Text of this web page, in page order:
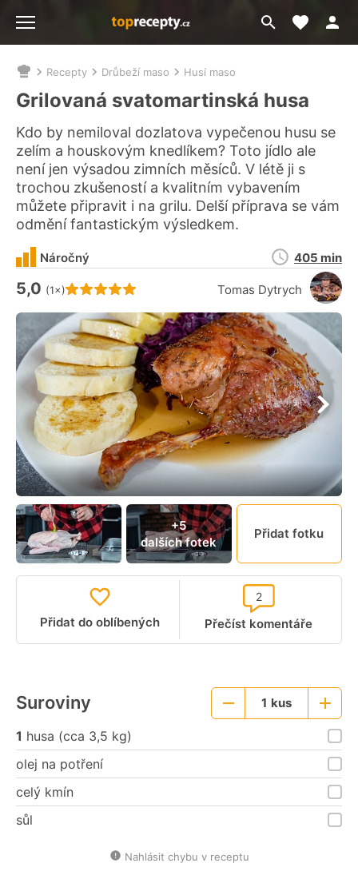
Přejít
na
Moje
Nacházíte
se
zde:
Recepty Drůbeží maso Husí maso
Grilovaná svatomartinská husa
Kdo by nemiloval dozlatova vypečenou husu se
zelím a houskovým knedlíkem? Toto jídlo ale
není jen výsadou zimních měsíců. V létě ji s
trochou zkušeností a kvalitním vybavením
můžete připravit i na grilu. Delší příprava se vám
odmění fantastickým výsledkem.
Hodnocení receptu je
5,0 (1×) Tomas Dytrych
Náročný
Doba
přípravy
405 min
+5
dalších fotek
Přidat fotku
Přidat do oblíbených Přečíst komentáře
2
Suroviny 1 kus
Větší
porce
1 husa (cca 3,5 kg)
olej na potření
celý kmín
sůl
Nahlásit chybu v receptu